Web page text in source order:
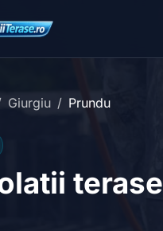
Giurgiu Prundu
terase